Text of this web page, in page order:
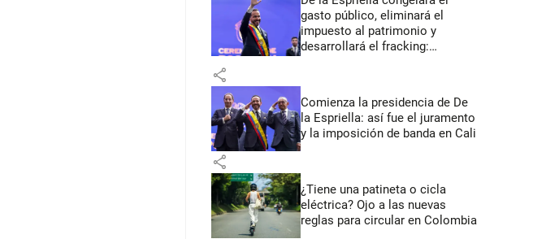
gasto público, eliminará el
impuesto al patrimonio y
desarrollará el fracking:
share
Comienza la presidencia de De
la Espriella: así fue el juramento
y la imposición de banda en Cali
share
¿Tiene una patineta o cicla
eléctrica? Ojo a las nuevas
reglas para circular en Colombia